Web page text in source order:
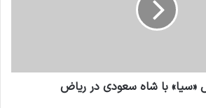
«سیا» با شاه سعودی در ریاض